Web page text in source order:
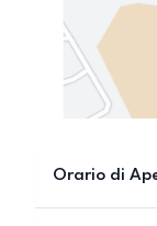
Orario di